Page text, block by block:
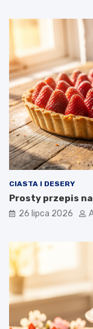
CIASTA I DESERY
Prosty przepis
26 lipca 2026